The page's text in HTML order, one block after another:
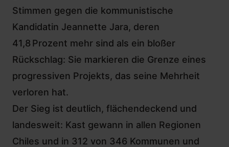
Stimmen gegen die kommunistische
Kandidatin Jeannette Jara, deren
41,8 Prozent mehr sind als ein bloßer
Rückschlag: Sie markieren die Grenze eines
progressiven Projekts, das seine Mehrheit
verloren hat.
Der Sieg ist deutlich, flächendeckend und
landesweit: Kast gewann in allen Regionen
Chiles und in 312 von 346 Kommunen und